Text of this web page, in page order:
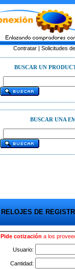
Contratar| Solicitudes
BUSCAR UN
BUSCAR UNA
RELOJES DE
Pide cotización a los
Usuario:
Cantidad: